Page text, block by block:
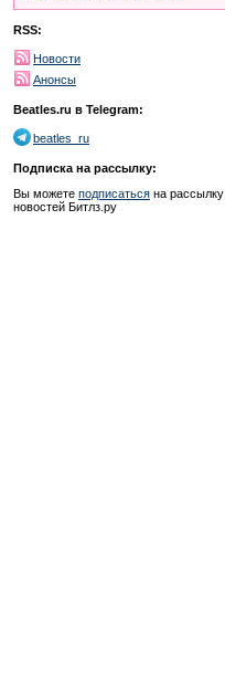
RSS:
Новости
Анонсы
Beatles.ru в Telegram:
beatles_ru
Подписка на рассылку:
Вы можете подписаться на рассылку
новостей Битлз.ру